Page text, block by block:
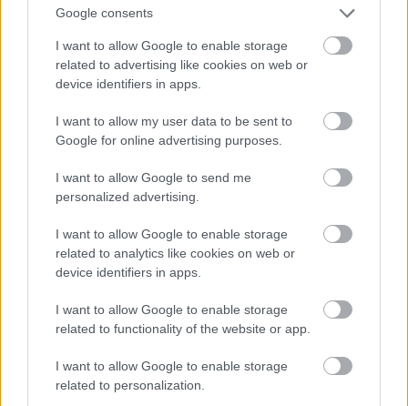
Google consents
I want to allow Google to enable storage
related to advertising like cookies on web or
device identifiers in apps.
I want to allow my user data to be sent to
Google for online advertising purposes.
I want to allow Google to send me
personalized advertising.
I want to allow Google to enable storage
related to analytics like cookies on web or
device identifiers in apps.
I want to allow Google to enable storage
related to functionality of the website or app.
I want to allow Google to enable storage
related to personalization.
VaiPutins uzdrošināsies
uzbrukt NATO? Eksperts
vērtē Krievijas iespējamos
scenārijus
“Izlīda
ārā velniņš” –
Kulbergam sanācis
visai neveikls kašķis ar
Kārlis Streips: “Tas
būtu nozīmējis, ka
Tramps 2024. gadā
kandidēt nedrīkstētu”
Atcelt Ziņot